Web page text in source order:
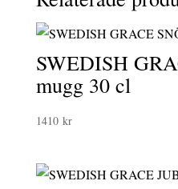
SWEDISH
mugg 30 cl
1410 kr